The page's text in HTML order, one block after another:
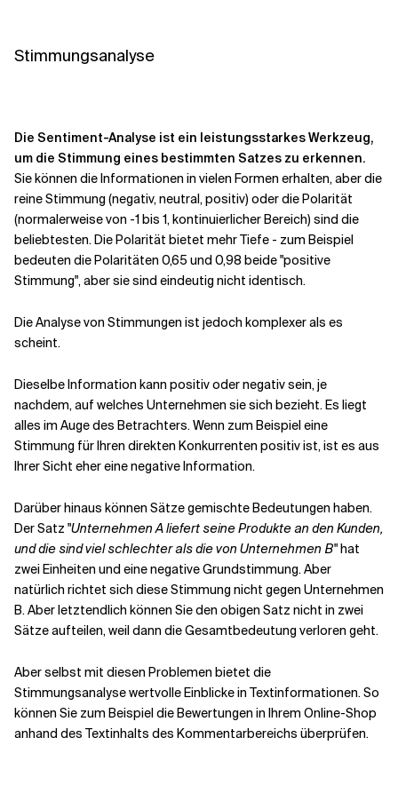
Stimmungsanalyse
Die Sentiment-Analyse ist ein leistungsstarkes Werkzeug,
um die Stimmung eines bestimmten Satzes zu erkennen.
Sie können die Informationen in vielen Formen erhalten, aber die
reine Stimmung (negativ, neutral, positiv) oder die Polarität
(normalerweise von -1 bis 1, kontinuierlicher Bereich) sind die
beliebtesten. Die Polarität bietet mehr Tiefe - zum Beispiel
bedeuten die Polaritäten 0,65 und 0,98 beide "positive
Stimmung", aber sie sind eindeutig nicht identisch.
Die Analyse von Stimmungen ist jedoch komplexer als es
scheint.
Dieselbe Information kann positiv oder negativ sein, je
nachdem, auf welches Unternehmen sie sich bezieht. Es liegt
alles im Auge des Betrachters. Wenn zum Beispiel eine
Stimmung für Ihren direkten Konkurrenten positiv ist, ist es aus
Ihrer Sicht eher eine negative Information.
Darüber hinaus können Sätze gemischte Bedeutungen haben.
Der Satz "Unternehmen A liefert seine Produkte an den Kunden,
und die sind viel schlechter als die von Unternehmen B" hat
zwei Einheiten und eine negative Grundstimmung. Aber
natürlich richtet sich diese Stimmung nicht gegen Unternehmen
B. Aber letztendlich können Sie den obigen Satz nicht in zwei
Sätze aufteilen, weil dann die Gesamtbedeutung verloren geht.
Aber selbst mit diesen Problemen bietet die
Stimmungsanalyse wertvolle Einblicke in Textinformationen. So
können Sie zum Beispiel die Bewertungen in Ihrem Online-Shop
anhand des Textinhalts des Kommentarbereichs überprüfen.